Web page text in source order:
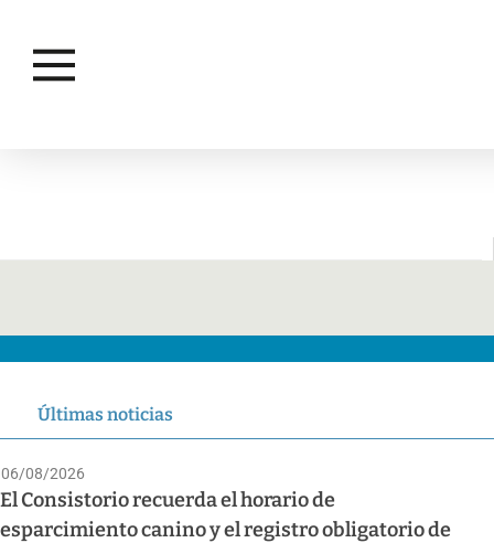
Últimas noticias
06/08/2026
El Consistorio recuerda el horario de
esparcimiento canino y el registro obligatorio de